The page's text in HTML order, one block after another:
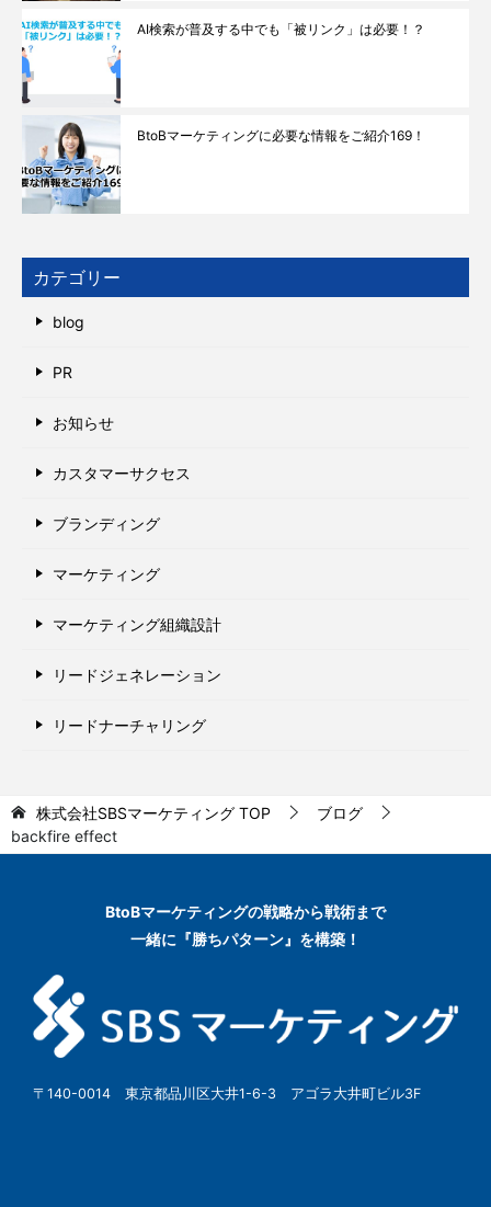
AI検索が普及する中でも「被リンク」は必要！？
BtoBマーケティングに必要な情報をご紹介169！
カテゴリー
blog
PR
お知らせ
カスタマーサクセス
ブランディング
マーケティング
マーケティング組織設計
リードジェネレーション
リードナーチャリング
株式会社SBSマーケティング TOP
ブログ
backfire effect
BtoBマーケティングの戦略から戦術まで
一緒に『勝ちパターン』を構築！
〒140-0014 東京都品川区大井1-6-3 アゴラ大井町ビル3F